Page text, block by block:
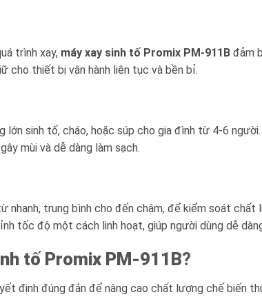
trình xay, máy xay sinh tố Promix PM-911B đảm
cho thiết bị vận hành liên tục và bền bỉ.
sinh tố, cháo, hoặc súp cho gia đình từ 4-6
mùi và dễ dàng làm sạch.
nhanh, trung bình cho đến chậm, để kiểm soát
tốc độ một cách linh hoạt, giúp người dùng dễ
tố Promix PM-911B?
định đúng đắn để nâng cao chất lượng chế biến